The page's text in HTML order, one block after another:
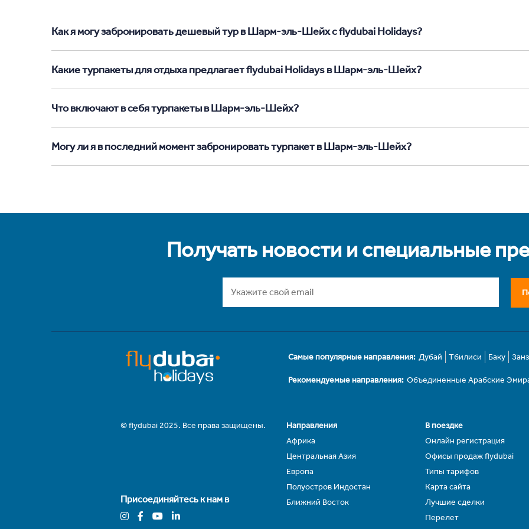
Как я могу забронировать дешевый тур в Шарм-эль-Шейх с flydubai Holidays?
Какие турпакеты для отдыха предлагает flydubai Holidays в Шарм-эль-Шейх?
Что включают в себя турпакеты в Шарм-эль-Шейх?
Могу ли я в последний момент забронировать турпакет в Шарм-эль-Шейх?
Получать новости и специальные
Самые популярные направления: Дубай Тбилиси Баку
Рекомендуемые направления: Объединенные Арабские
© flydubai 2025. Все права защищены.
Присоединяйтесь к нам в
Направления
Африка
Центральная Азия
Европа
Полуостров Индостан
Ближний Восток
В поездке
Онлайн регистрация
Офисы продаж flydubai
Типы тарифов
Карта сайта
Лучшие сделки
Перелет